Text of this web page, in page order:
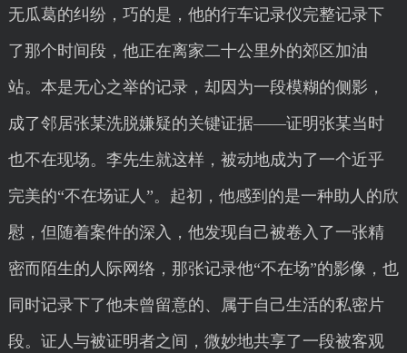
无瓜葛的纠纷，巧的是，他的行车记录仪完整记录下
了那个时间段，他正在离家二十公里外的郊区加油
站。本是无心之举的记录，却因为一段模糊的侧影，
成了邻居张某洗脱嫌疑的关键证据——证明张某当时
也不在现场。李先生就这样，被动地成为了一个近乎
完美的“不在场证人”。起初，他感到的是一种助人的欣
慰，但随着案件的深入，他发现自己被卷入了一张精
密而陌生的人际网络，那张记录他“不在场”的影像，也
同时记录下了他未曾留意的、属于自己生活的私密片
段。证人与被证明者之间，微妙地共享了一段被客观